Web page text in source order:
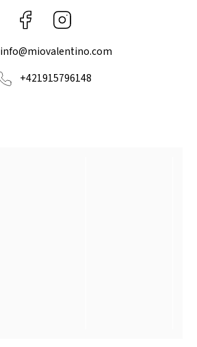
Facebook
info@miovalentino.com
+421915796148